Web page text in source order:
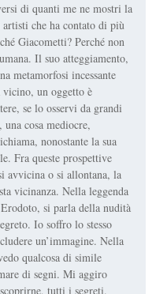
di quanti me ne mostri la
che ha contato di più
Giacometti? Perché non
Il suo atteggiamento,
metamorfosi incessante
un oggetto è
se lo osservi da grandi
cosa mediocre,
nonostante la sua
Fra queste prospettive
avvicina o si allontana, la
vicinanza. Nella leggenda
si parla della nudità
Io soffro lo stesso
un’immagine. Nella
qualcosa di simile
di segni. Mi aggiro
tutti i segreti.